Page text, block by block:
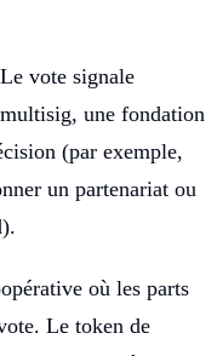
Le vote signale
une fondation
(par exemple,
un partenariat ou
où les parts
Le token de